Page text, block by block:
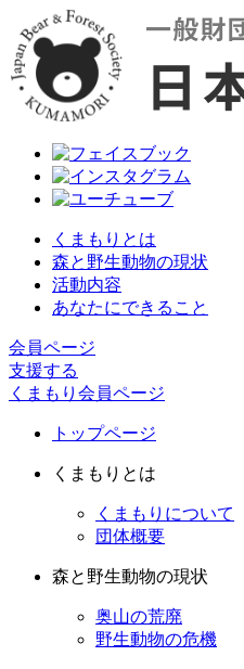
くまもりとは
森と野生動物の現状
活動内容
あなたにできること
会員ページ
支援する
くまもり会員ページ
トップページ
くまもりとは
くまもりについて
団体概要
森と野生動物の現状
奥山の荒廃
野生動物の危機